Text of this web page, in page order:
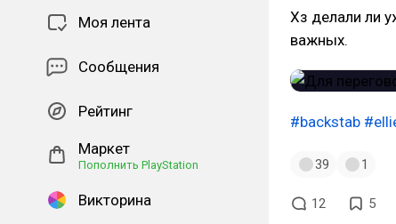
Моя лента
Сообщения
Рейтинг
Маркет
Пополнить PlayStation
Викторина
Хз делали ли
важных.
#backstab
39 1
12 5